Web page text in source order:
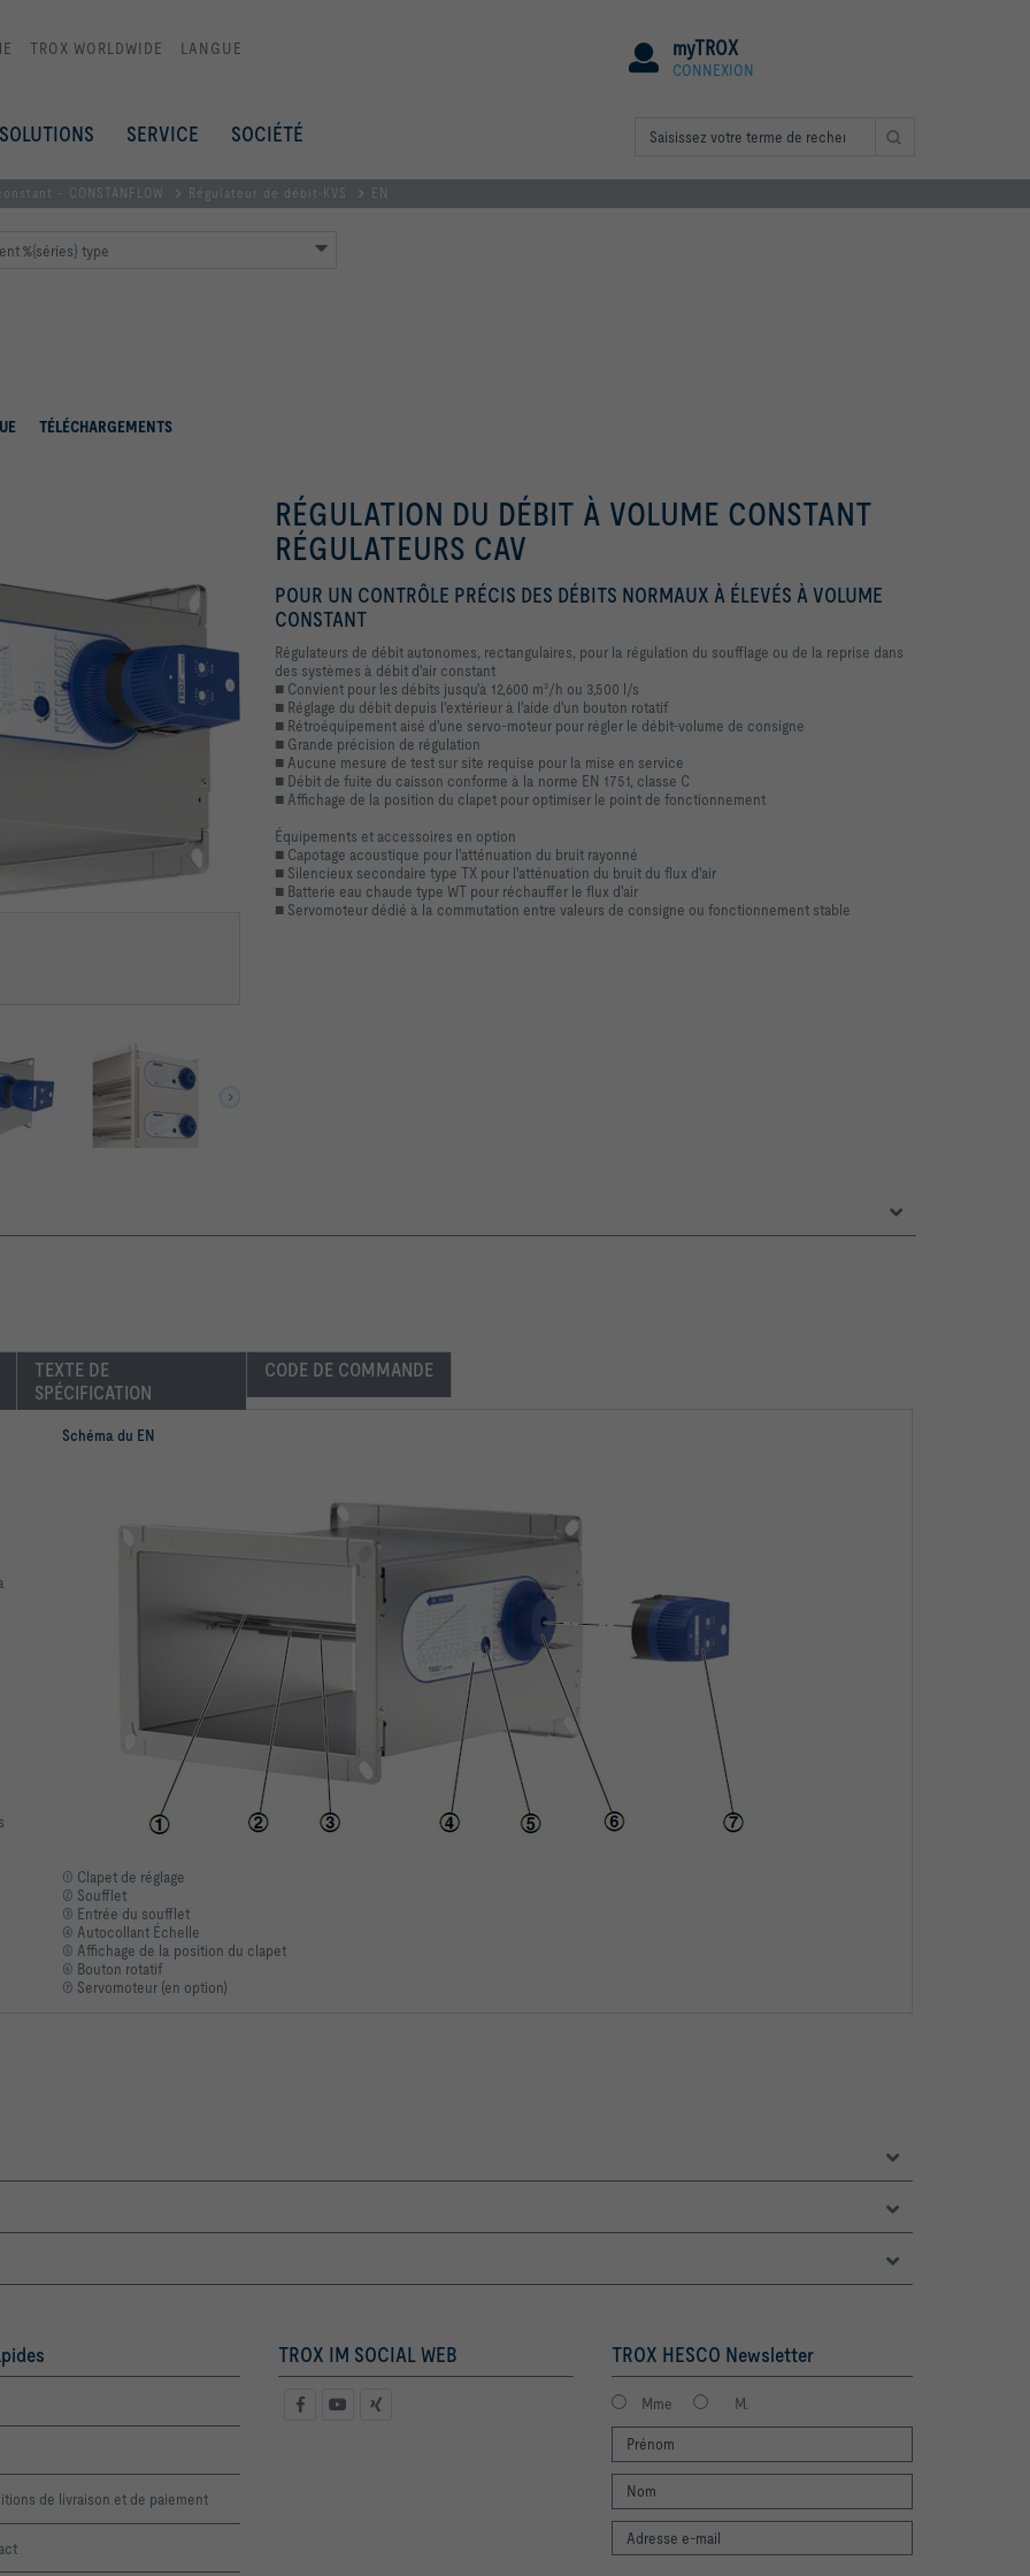
TROX WORLDWIDE LANGUE myTROX
CONNEXION
SOLUTIONS SERVICE SOCIÉTÉ
- CONSTANFLOW Régulateur de débit-KVS EN
%{séries} type
TÉLÉCHARGEMENTS
ou fonctionnement stable
RÉGULATION DU DÉBIT À VOLUME CONSTANT
RÉGULATEURS CAV
POUR UN CONTRÔLE PRÉCIS DES DÉBITS NORMAUX À ÉLEVÉS À VOLUME
CONSTANT
Régulateurs de débit autonomes, rectangulaires, pour la régulation du soufflage ou de la reprise dans
des systèmes à débit d'air constant
■ Convient pour les débits jusqu'à 12,600 m³/h ou 3,500 l/s
■ Réglage du débit depuis l'extérieur à l'aide d'un bouton rotatif
■ Rétroéquipement aisé d'une servo-moteur pour régler le débit-volume de consigne
■ Grande précision de régulation
■ Aucune mesure de test sur site requise pour la mise en service
■ Débit de fuite du caisson conforme à la norme EN 1751, classe C
■ Affichage de la position du clapet pour optimiser le point de fonctionnement
Équipements et accessoires en option
■ Capotage acoustique pour l'atténuation du bruit rayonné
■ Silencieux secondaire type TX pour l'atténuation du bruit du flux d'air
■ Batterie eau chaude type WT pour réchauffer le flux d'air
■ Servomoteur dédié à la commutation entre valeurs de consigne ou fonctionnement stable
TEXTE DE
SPÉCIFICATION
CODE DE COMMANDE
Schéma du EN
① Clapet de réglage
② Soufflet
③ Entrée du soufflet
④ Autocollant Échelle
⑤ Affichage de la position du clapet
⑥ Bouton rotatif
⑦ Servomoteur (en option)
de livraison et de paiement
TROX IM SOCIAL WEB TROX HESCO Newsletter
Mme M.